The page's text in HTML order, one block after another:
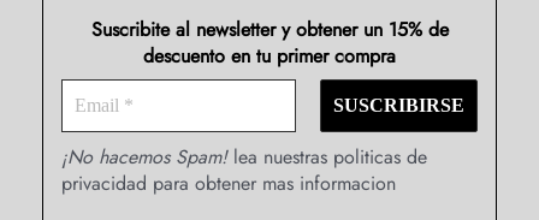
Suscribite al newsletter y obtener un 15% de
descuento en tu primer compra
¡No hacemos Spam!lea nuestras politicas de
privacidad para obtener mas informacion